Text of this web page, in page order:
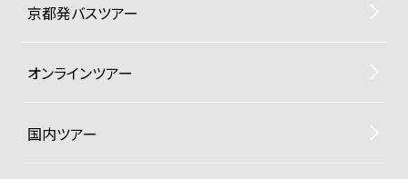
京都発バスツアー
オンラインツアー
国内ツアー